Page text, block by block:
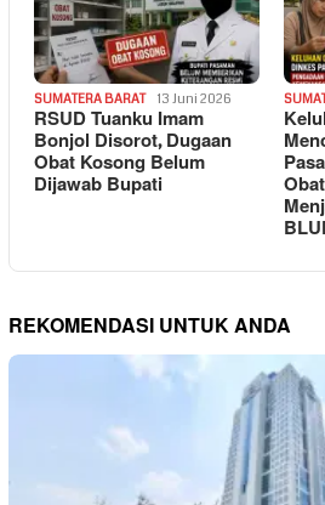
SUMATERA BARAT 13 Juni 2026
RSUD Tuanku Imam
Bonjol Disorot, Dugaan
Obat Kosong Belum
Dijawab Bupati
REKOMENDASI UNTUK ANDA